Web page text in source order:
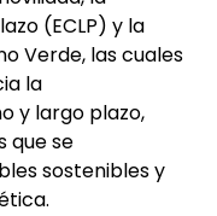
(ECLP) y la
Verde, las cuales
la
y largo plazo,
que se
sostenibles y